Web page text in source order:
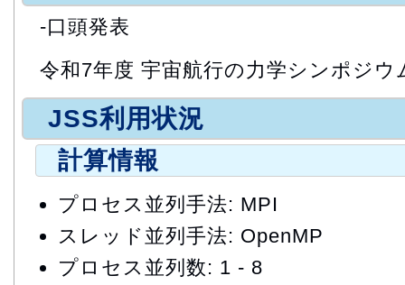
-口頭発表
令和7年度 宇宙航行の力学シンポジウ
JSS利用状況
計算情報
プロセス並列手法: MPI
スレッド並列手法: OpenMP
プロセス並列数: 1 - 8